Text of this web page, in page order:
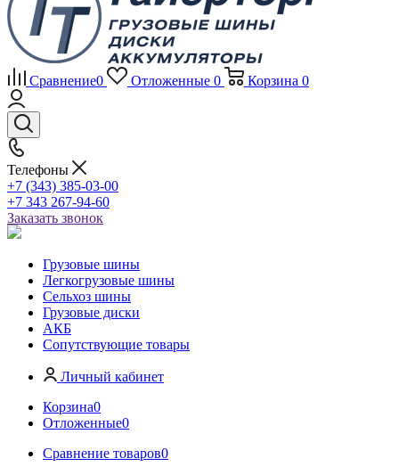
Сравнение0 Отложенные 0 Корзина 0
Телефоны
+7 (343) 385-03-00
+7 343 267-94-60
Заказать звонок
Грузовые шины
Легкогрузовые шины
Сельхоз шины
Грузовые диски
АКБ
Сопутствующие товары
Личный кабинет
Корзина0
Отложенные0
Сравнение товаров0